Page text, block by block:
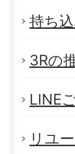
持ち
3Rの
LINE
リユ